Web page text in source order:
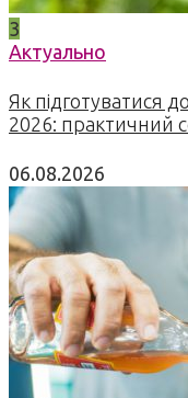
3
Актуально
Як підготуватися
2026: практичний
06.08.2026